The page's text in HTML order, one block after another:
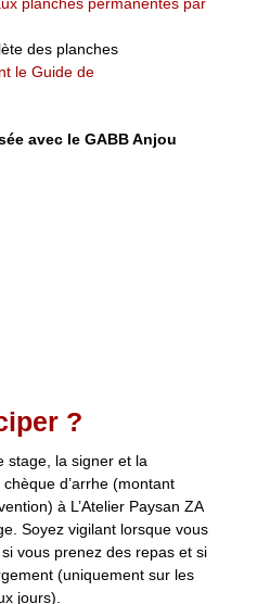
des planches
le Guide de
avec le GABB Anjou
?
stage, la signer et la
d’arrhe (montant
à L’Atelier Paysan ZA
Soyez vigilant lorsque vous
vous prenez des repas et si
(uniquement sur les
jours).